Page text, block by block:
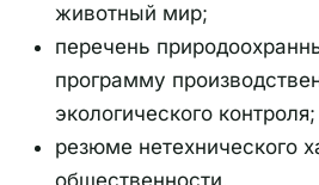
животный мир;
перечень
программу
экологического контроля;
резюме нетехнического
общественности.